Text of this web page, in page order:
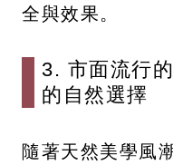
全與效果。
3. 市面流行
的自然選擇
隨著天然美學風